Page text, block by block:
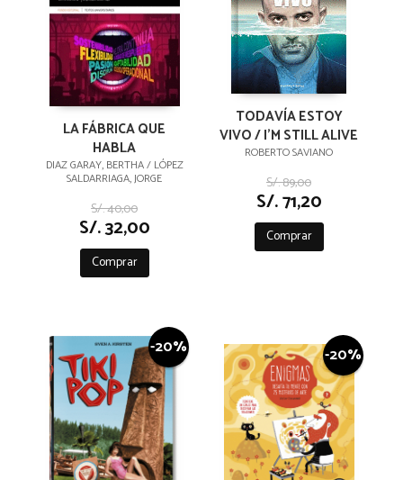
LA FÁBRICA QUE
HABLA
DIAZ GARAY, BERTHA / LÓPEZ
SALDARRIAGA, JORGE
S/. 40,00
S/. 32,00
Comprar
TODAVÍA ESTOY
VIVO / I'M STILL ALIVE
ROBERTO SAVIANO
S/. 89,00
S/. 71,20
Comprar
-20% -20%